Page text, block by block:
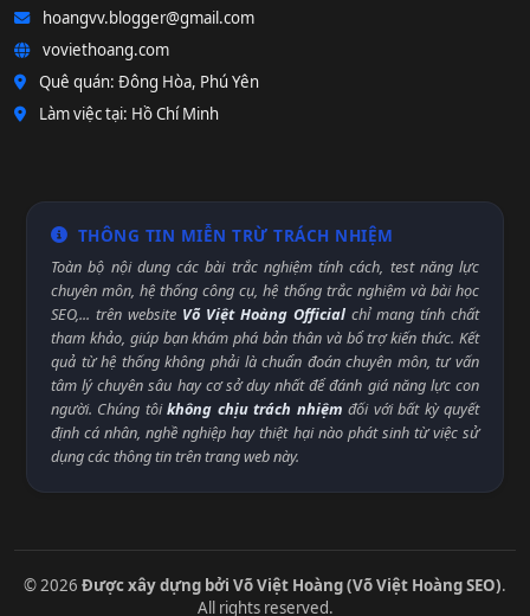
hoangvv.blogger@gmail.com
voviethoang.com
Quê quán: Đông Hòa, Phú Yên
Làm việc tại: Hồ Chí Minh
THÔNG TIN MIỄN TRỪ TRÁCH NHIỆM
Toàn bộ nội dung các bài trắc nghiệm tính cách, test năng lực
chuyên môn, hệ thống công cụ, hệ thống trắc nghiệm và bài học
SEO,... trên website Võ Việt Hoàng Official chỉ mang tính chất
tham khảo, giúp bạn khám phá bản thân và bổ trợ kiến thức. Kết
quả từ hệ thống không phải là chuẩn đoán chuyên môn, tư vấn
tâm lý chuyên sâu hay cơ sở duy nhất để đánh giá năng lực con
người. Chúng tôikhông chịu trách nhiệm đối với bất kỳ quyết
định cá nhân, nghề nghiệp hay thiệt hại nào phát sinh từ việc sử
dụng các thông tin trên trang web này.
© 2026 Được xây dựng bởi Võ Việt Hoàng (Võ Việt Hoàng SEO).
All rights reserved.